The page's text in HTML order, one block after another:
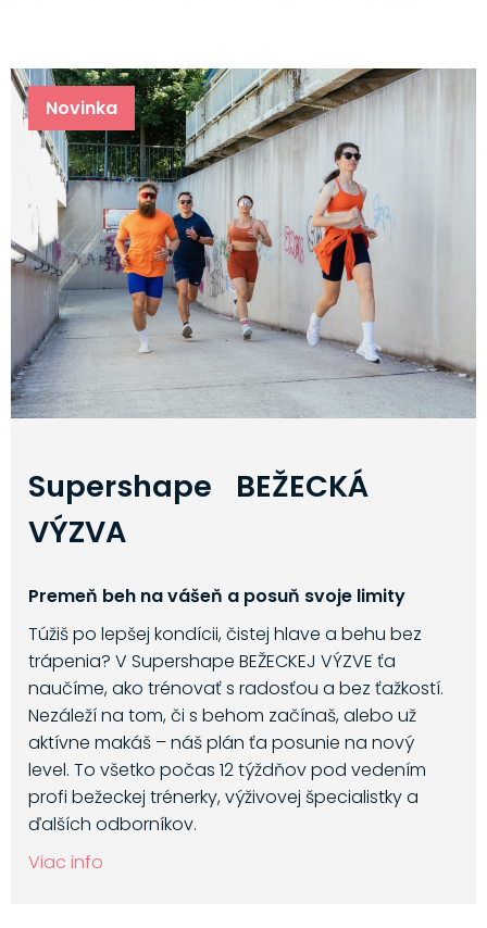
Novinka
Supershape BEŽECKÁ
VÝZVA
Premeň beh na vášeň a posuň svoje limity
Túžiš po lepšej kondícii, čistej hlave a behu bez
trápenia? V Supershape BEŽECKEJ VÝZVE ťa
naučíme, ako trénovať s radosťou a bez ťažkostí.
Nezáleží na tom, či s behom začínaš, alebo už
aktívne makáš – náš plán ťa posunie na nový
level. To všetko počas 12 týždňov pod vedením
profi bežeckej trénerky, výživovej špecialistky a
ďalších odborníkov.
Viac info